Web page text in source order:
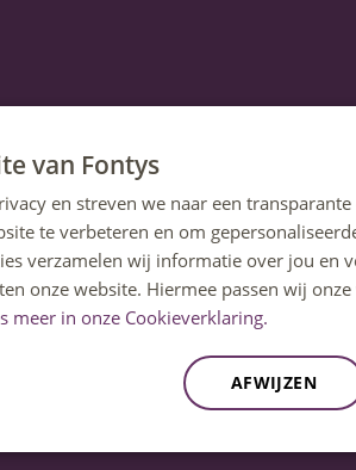
van Fontys
en streven we naar een
te verbeteren en om
verzamelen wij informatie over jou en
onze website. Hiermee passen wij
meer in onze Cookieverklaring.
AFWIJZEN